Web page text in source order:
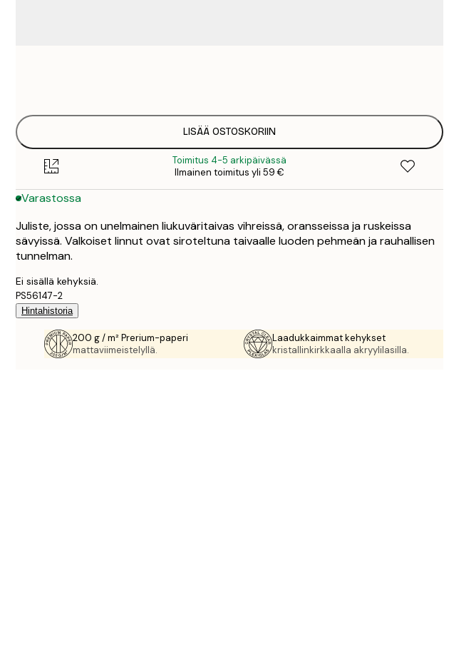
LISÄÄ OSTOSKORIIN
Toimitus 4-5 arkipäivässä
Ilmainen toimitus yli 59 €
Varastossa
Juliste, jossa on unelmainen liukuväritaivas vihreissä, oransseissa ja ruskeissa
sävyissä. Valkoiset linnut ovat siroteltuna taivaalle luoden pehmeän ja rauhallisen
tunnelman.
Ei sisällä kehyksiä.
PS56147-2
Hintahistoria
200 g / m² Prerium-paperi
mattaviimeistelyllä.
Laadukkaimmat kehykset
kristallinkirkkaalla akryylilasilla.